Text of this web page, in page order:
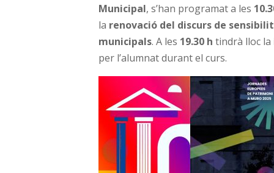
Municipal, s’han programat a les
la renovació del discurs de
municipals. A les 19.30 h tindrà lloc la
per l’alumnat durant el curs.